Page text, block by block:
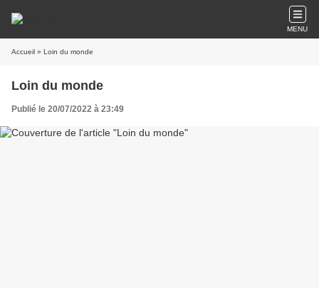
MENU
Accueil » Loin du monde
Loin du monde
Publié le 20/07/2022 à 23:49